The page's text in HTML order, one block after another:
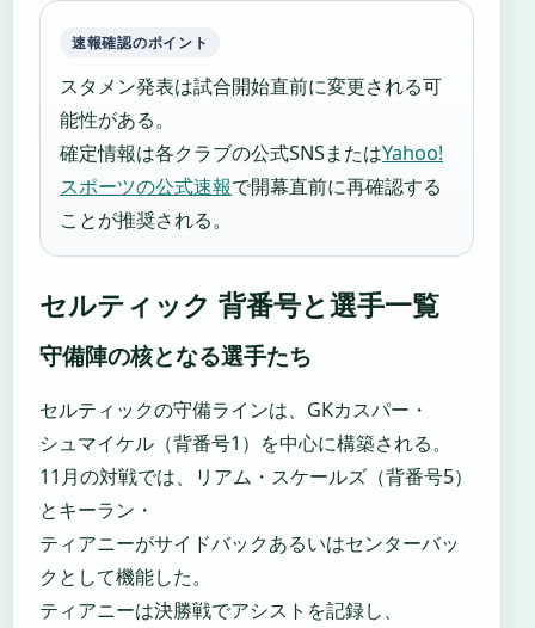
速報確認のポイント
スタメン発表は試合開始直前に変更される可
能性がある。
確定情報は各クラブの公式SNSまたはYahoo!
スポーツの公式速報で開幕直前に再確認する
ことが推奨される。
セルティック 背番号と選手一覧
守備陣の核となる選手たち
セルティックの守備ラインは、GKカスパー・
シュマイケル（背番号1）を中心に構築される。
11月の対戦では、リアム・スケールズ（背番号5）
とキーラン・
ティアニーがサイドバックあるいはセンターバッ
クとして機能した。
ティアニーは決勝戦でアシストを記録し、